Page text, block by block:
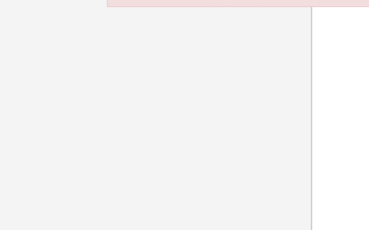
Failed to initialize plugin: wplink